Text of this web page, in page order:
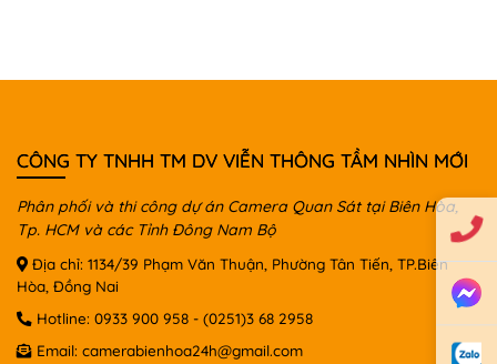
CÔNG TY TNHH TM DV VIỄN THÔNG TẦM NHÌN MỚI
Phân phối và thi công dự án Camera Quan Sát tại Biên Hòa,
Tp. HCM và các Tỉnh Đông Nam Bộ
Địa chỉ: 1134/39 Phạm Văn Thuận, Phường Tân Tiến, TP.Biên
Hòa, Đồng Nai
Hotline: 0933 900 958 - (0251)3 68 2958
Email: camerabienhoa24h@gmail.com